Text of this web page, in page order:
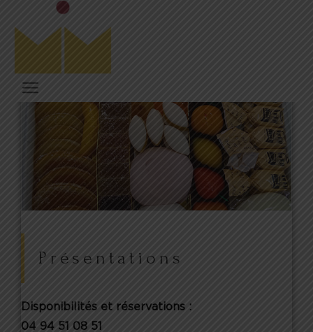
Présentations
Disponibilités et réservations :
04 94 51 08 51